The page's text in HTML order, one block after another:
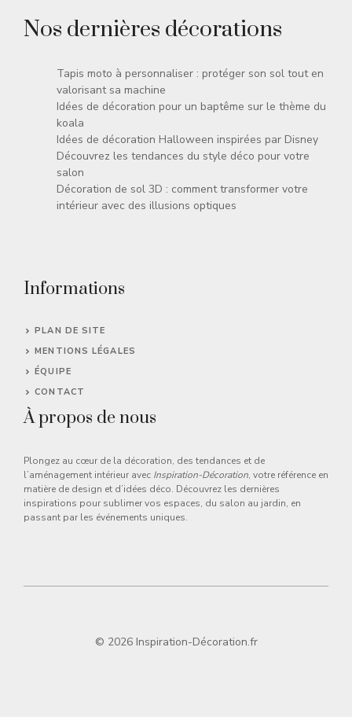
Nos dernières décorations
Tapis moto à personnaliser : protéger son sol tout en
valorisant sa machine
Idées de décoration pour un baptême sur le thème du
koala
Idées de décoration Halloween inspirées par Disney
Découvrez les tendances du style déco pour votre
salon
Décoration de sol 3D : comment transformer votre
intérieur avec des illusions optiques
Informations
PLAN DE SITE
MENTIONS LÉGALES
ÉQUIPE
CONTACT
À propos de nous
Plongez au cœur de la décoration, des tendances et de
l’aménagement intérieur avec Inspiration-Décoration, votre référence en
matière de design et d’idées déco. Découvrez les dernières
inspirations pour sublimer vos espaces, du salon au jardin, en
passant par les événements uniques.
© 2026 Inspiration-Décoration.fr